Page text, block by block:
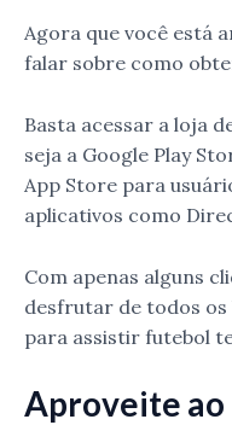
Agora que você está
falar sobre como
Basta acessar a loja
seja a Google Play
App Store para
aplicativos como
Com apenas alguns
desfrutar de todos os
para assistir futebol
Aproveite ao